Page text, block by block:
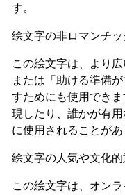
す。
絵文字の非ロマンチ
この絵文字は、より
または「助ける準備
すためにも使用でき
現したり、誰かが有
に使用されることがあ
絵文字の人気や文化
この絵文字は、オン